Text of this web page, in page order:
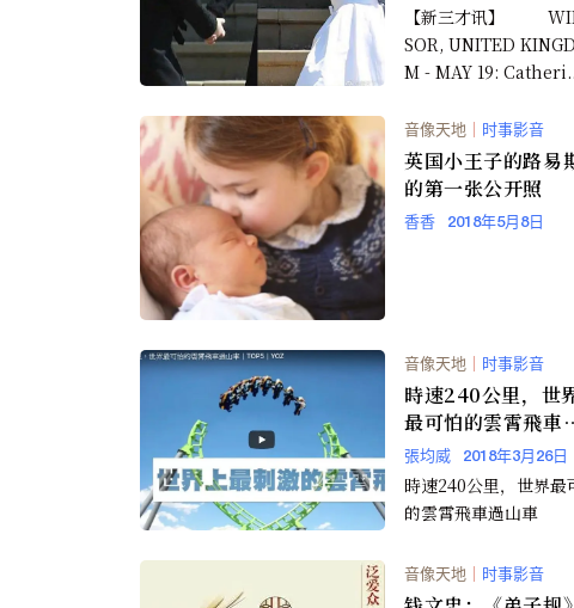
【新三才讯】 WIND
SOR, UNITED
M - MAY 19:
音像天地 ｜ 时事影音
英国小王子的路易
的第一张公开照
香香 2018年5月8日
音像天地 ｜ 时事影音
時速240公里，世
最可怕的雲霄飛車
山車
張均威 2018年3月26日
時速240公里，世界最
的雲霄飛車過山車
音像天地 时事影音